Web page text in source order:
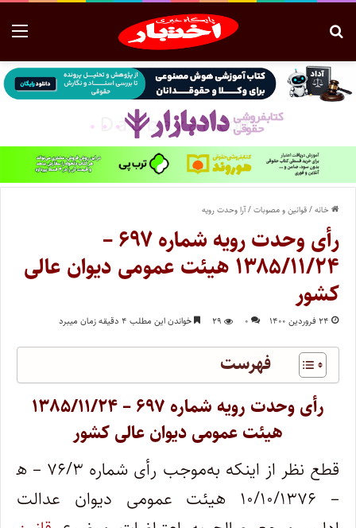
خانه/قوانین و مصوبات/آرا وحدت رویه
رأی وحدت رویه شماره ۶۹۷ –
۱۳۸۵/۱۱/۲۴ هیئت عمومی دیوان عالی
کشور
۲۴ فروردین ۱۴۰۰ ۰ ۲۹ خواندن این مطلب ۴ دقیقه زمان میبرد
فهرست
رأی وحدت رویه شماره ۶۹۷ – ۱۳۸۵/۱۱/۲۴
هیئت عمومی دیوان عالی کشور
قطع نظر از اینکه به‌موجب رأی شماره ۷۶/۳ – ھ
– ۱۰/۱۰/۱۳۷۶ هیئت عمومی دیوان عدالت